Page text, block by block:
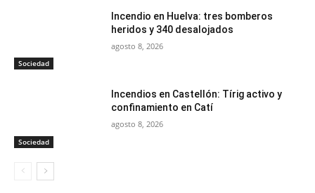
Sociedad
Incendio en Huelva: tres bomberos
heridos y 340 desalojados
agosto 8, 2026
Sociedad
Incendios en Castellón: Tírig activo y
confinamiento en Catí
agosto 8, 2026